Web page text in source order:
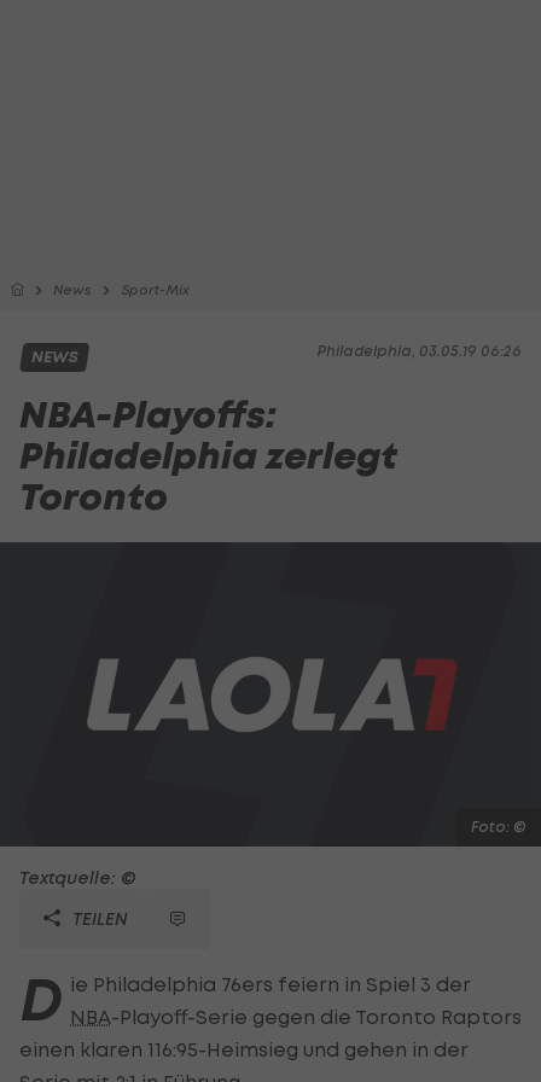
News Sport-Mix
Philadelphia, 03.05.19 06:26
NEWS
NBA-Playoffs:
Philadelphia zerlegt
Toronto
Foto: ©
Textquelle: ©
TEILEN
D ie Philadelphia 76ers feiern in Spiel 3 der
NBA-Playoff-Serie gegen die Toronto Raptors
einen klaren 116:95-Heimsieg und gehen in der